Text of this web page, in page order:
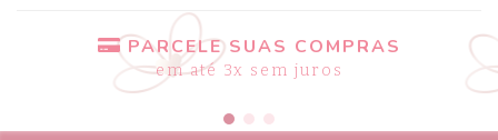
PARCELE SUAS COMPRAS
em até 3x sem juros